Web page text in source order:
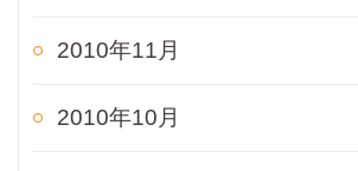
2010年11月
2010年10月